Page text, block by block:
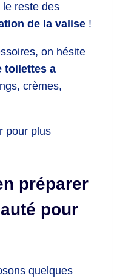
reste des
de la valise !
on hésite
toilettes a
crèmes,
pour plus
préparer
pour
quelques